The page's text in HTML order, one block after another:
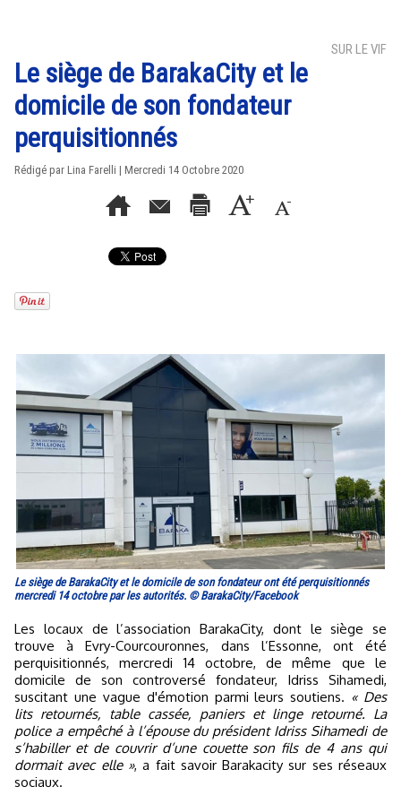
SUR LE VIF
Le siège de BarakaCity et le
domicile de son fondateur
perquisitionnés
Rédigé par Lina Farelli | Mercredi 14 Octobre 2020
Le siège de BarakaCity et le domicile de son fondateur ont été perquisitionnés
mercredi 14 octobre par les autorités. © BarakaCity/Facebook
Les locaux de l’association BarakaCity, dont le siège se
trouve à Evry-Courcouronnes, dans l’Essonne, ont été
perquisitionnés, mercredi 14 octobre, de même que le
domicile de son controversé fondateur, Idriss Sihamedi,
suscitant une vague d'émotion parmi leurs soutiens. « Des
lits retournés, table cassée, paniers et linge retourné. La
police a empêché à l’épouse du président Idriss Sihamedi de
s’habiller et de couvrir d’une couette son fils de 4 ans qui
dormait avec elle », a fait savoir Barakacity sur ses réseaux
sociaux.